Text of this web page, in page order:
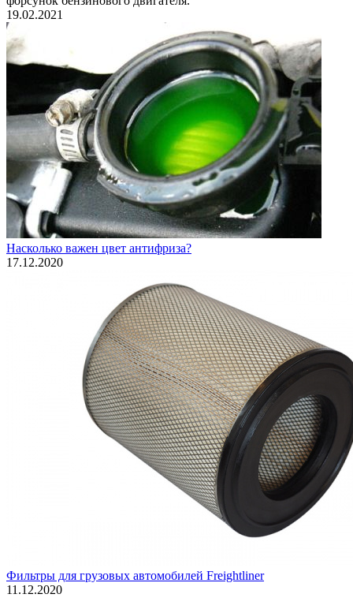
19.02.2021
Насколько важен цвет антифриза?
17.12.2020
Фильтры для грузовых автомобилей Freightliner
11.12.2020